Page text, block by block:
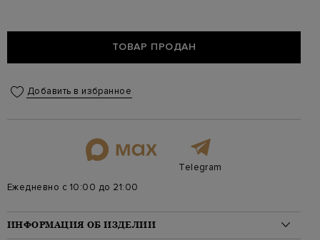
ТОВАР ПРОДАН
Добавить в избранное
Telegram
Ежедневно с 10:00 до 21:00
ИНФОРМАЦИЯ ОБ ИЗДЕЛИИ